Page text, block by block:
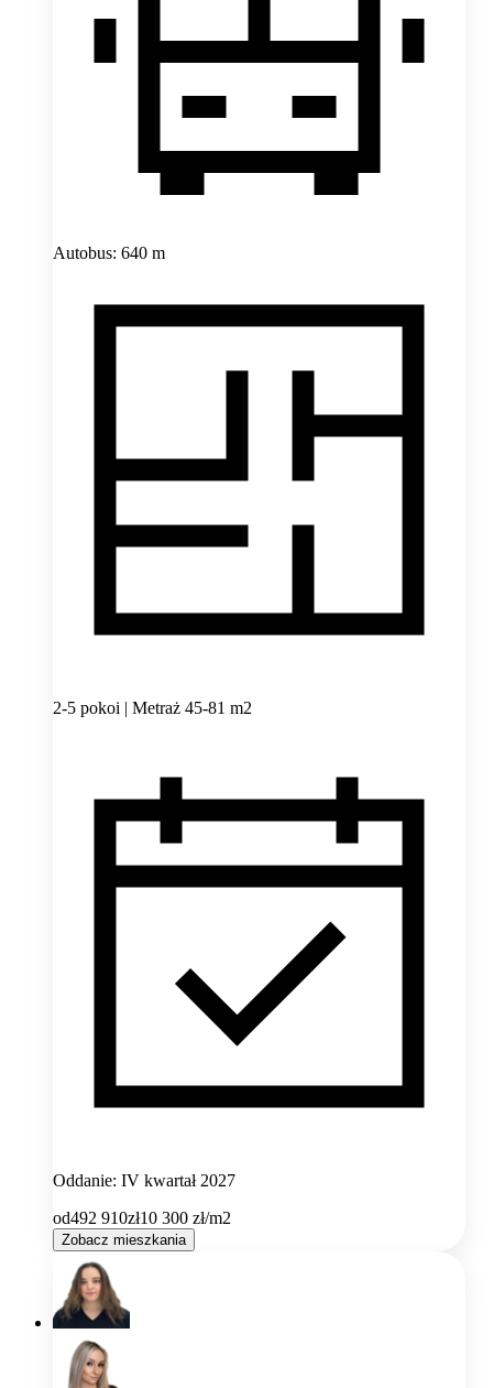
Autobus: 640 m
2-5 pokoi | Metraż 45-81 m2
Oddanie: IV kwartał 2027
od492 910zł10 300 zł/m2
Zobacz mieszkania